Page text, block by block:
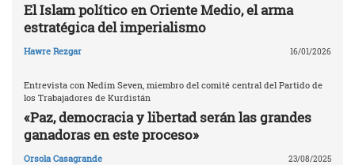
El Islam político en Oriente Medio, el arma
estratégica del imperialismo
Hawre Rezgar 16/01/2026
Entrevista con Nedim Seven, miembro del comité central del Partido de
los Trabajadores de Kurdistán
«Paz, democracia y libertad serán las grandes
ganadoras en este proceso»
Orsola Casagrande 23/08/2025